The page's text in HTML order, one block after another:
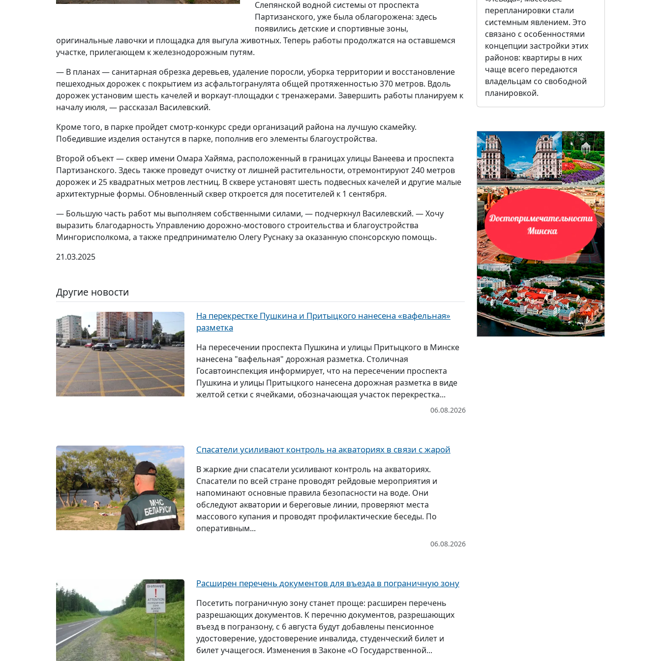
Слепянской водной системы от проспекта
Партизанского, уже была облагорожена: здесь
появились детские и спортивные зоны,
оригинальные лавочки и площадка для выгула животных. Теперь работы продолжатся на оставшемся
участке, прилегающем к железнодорожным путям.
— В планах — санитарная обрезка деревьев, удаление поросли, уборка территории и восстановление
пешеходных дорожек с покрытием из асфальтогранулята общей протяженностью 370 метров. Вдоль
дорожек установим шесть качелей и воркаут-площадки с тренажерами. Завершить работы планируем к
началу июля, — рассказал Василевский.
Кроме того, в парке пройдет смотр-конкурс среди организаций района на лучшую скамейку.
Победившие изделия останутся в парке, пополнив его элементы благоустройства.
Второй объект — сквер имени Омара Хайяма, расположенный в границах улицы Ванеева и проспекта
Партизанского. Здесь также проведут очистку от лишней растительности, отремонтируют 240 метров
дорожек и 25 квадратных метров лестниц. В сквере установят шесть подвесных качелей и другие малые
архитектурные формы. Обновленный сквер откроется для посетителей к 1 сентября.
— Большую часть работ мы выполняем собственными силами, — подчеркнул Василевский. — Хочу
выразить благодарность Управлению дорожно-мостового строительства и благоустройства
Мингорисполкома, а также предпринимателю Олегу Руснаку за оказанную спонсорскую помощь.
21.03.2025
Другие новости
На перекрестке Пушкина и Притыцкого нанесена «вафельная»
разметка
На пересечении проспекта Пушкина и улицы Притыцкого в Минске
нанесена "вафельная" дорожная разметка. Столичная
Госавтоинспекция информирует, что на пересечении проспекта
Пушкина и улицы Притыцкого нанесена дорожная разметка в виде
желтой сетки с ячейками, обозначающая участок перекрестка...
06.08.2026
Спасатели усиливают контроль на акваториях в связи с жарой
В жаркие дни спасатели усиливают контроль на акваториях.
Спасатели по всей стране проводят рейдовые мероприятия и
напоминают основные правила безопасности на воде. Они
обследуют акватории и береговые линии, проверяют места
массового купания и проводят профилактические беседы. По
оперативным...
06.08.2026
Расширен перечень документов для въезда в пограничную зону
Посетить пограничную зону станет проще: расширен перечень
разрешающих документов. К перечню документов, разрешающих
въезд в погранзону, с 6 августа будут добавлены пенсионное
удостоверение, удостоверение инвалида, студенческий билет и
билет учащегося. Изменения в Законе «О Государственной...
перепланировки стали
системным явлением. Это
связано с особенностями
концепции застройки этих
районов: квартиры в них
чаще всего передаются
владельцам со свободной
планировкой.